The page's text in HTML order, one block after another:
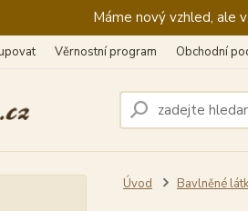
Máme nový vzhled, ale
Věrnostní program Obchodní
Úvod Bavlněné